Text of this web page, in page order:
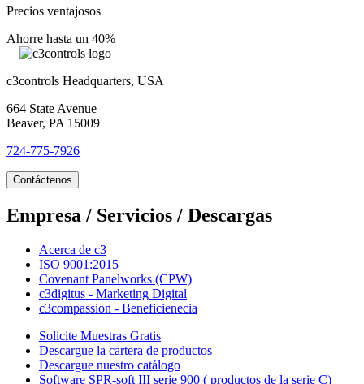
Precios ventajosos
Ahorre hasta un 40%
c3controls Headquarters, USA
664 State Avenue
Beaver, PA 15009
724-775-7926
Contáctenos
Empresa / Servicios / Descargas
Acerca de c3
ISO 9001:2015
Covenant Panelworks (CPW)
c3digitus - Marketing Digital
c3compassion - Beneficienecia
Solicite Muestras Gratis
Descargue la cartera de productos
Descargue nuestro catálogo
Software SPR-soft III serie 900 ( productos de la serie C)